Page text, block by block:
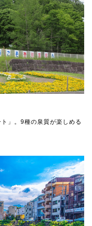
」。9種の泉質が楽しめる